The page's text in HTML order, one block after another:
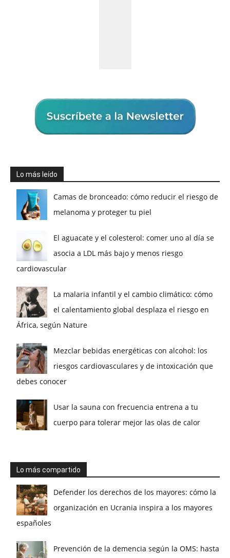
Lo más leído
Camas de bronceado: cómo reducir el riesgo de
melanoma y proteger tu piel
El aguacate y el colesterol: comer uno al día se
asocia a LDL más bajo y menos riesgo
cardiovascular
La malaria infantil y el cambio climático: cómo
el calentamiento global desplaza el riesgo en
África, según Nature
Mezclar bebidas energéticas con alcohol: los
riesgos cardiovasculares y de intoxicación que
debes conocer
Usar la sauna con frecuencia entrena a tu
cuerpo para tolerar mejor las olas de calor
Lo más compartido
Defender los derechos de los mayores: cómo la
organización en Ucrania inspira a los mayores
españoles
Prevención de la demencia según la OMS: hasta